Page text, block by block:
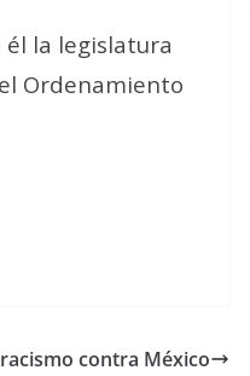
la legislatura
Ordenamiento
contra México